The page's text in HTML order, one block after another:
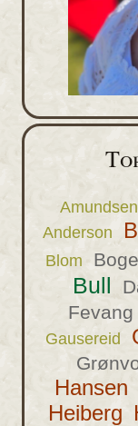
Amundsen
Anderson
Blom Boge
Bull
Fevang
Gausereid
Hansen
Heiberg